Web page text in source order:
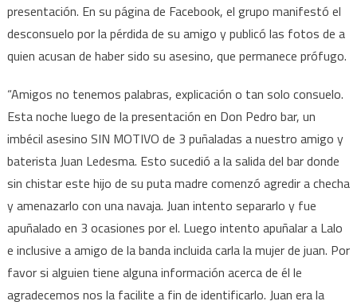
presentación. En su página de Facebook, el grupo manifestó el
desconsuelo por la pérdida de su amigo y publicó las fotos de a
quien acusan de haber sido su asesino, que permanece prófugo.
“Amigos no tenemos palabras, explicación o tan solo consuelo.
Esta noche luego de la presentación en Don Pedro bar, un
imbécil asesino SIN MOTIVO de 3 puñaladas a nuestro amigo y
baterista Juan Ledesma. Esto sucedió a la salida del bar donde
sin chistar este hijo de su puta madre comenzó agredir a checha
y amenazarlo con una navaja. Juan intento separarlo y fue
apuñalado en 3 ocasiones por el. Luego intento apuñalar a Lalo
e inclusive a amigo de la banda incluida carla la mujer de juan. Por
favor si alguien tiene alguna información acerca de él le
agradecemos nos la facilite a fin de identificarlo. Juan era la